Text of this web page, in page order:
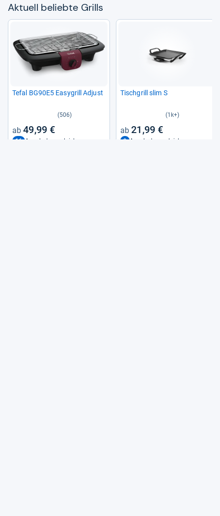
Aktu­ell beliebte Grills
Tefal BG90E5 Easy­grill Adjust
(506)
49,99 €
16 Angebote vergleichen
Tisch­grill slim S
(1k+)
21,99 €
9 Angebote vergleichen